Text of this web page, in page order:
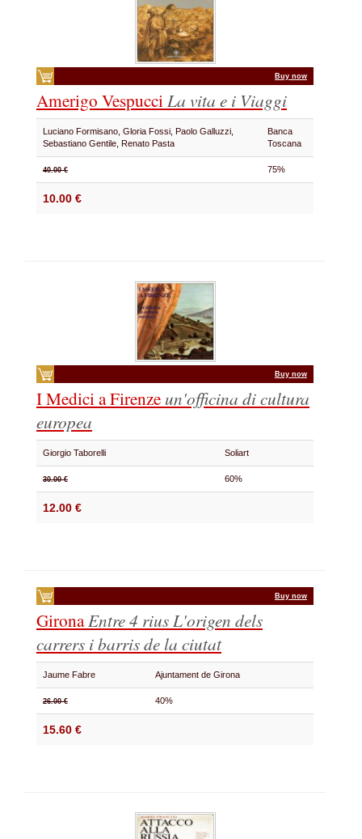
Buy now
Amerigo VespucciLa vita e i Viaggi
Luciano Formisano, Gloria Fossi, Paolo Galluzzi,
Sebastiano Gentile, Renato Pasta
Banca
Toscana
40.00 € 75%
10.00 €
Buy now
I Medici a Firenze un'officina di cultura
europea
Giorgio Taborelli Soliart
30.00 € 60%
12.00 €
Buy now
GironaEntre 4 riusL'origen dels
carrers i barris de la ciutat
Jaume Fabre Ajuntament de Girona
26.00 € 40%
15.60 €